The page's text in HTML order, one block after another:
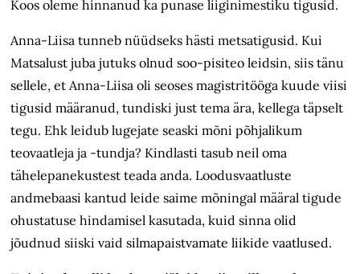
Koos oleme hinnanud ka punase liiginimestiku tigusid.
Anna-Liisa tunneb nüüdseks hästi metsatigusid. Kui
Matsalust juba jutuks olnud soo-pisiteo leidsin, siis tänu
sellele, et Anna-Liisa oli seoses magistritööga kuude viisi
tigusid määranud, tundiski just tema ära, kellega täpselt
tegu. Ehk leidub lugejate seaski mõni põhjalikum
teovaatleja ja -tundja? Kindlasti tasub neil oma
tähelepanekustest teada anda. Loodusvaatluste
andmebaasi kantud leide saime mõningal määral tigude
ohustatuse hindamisel kasutada, kuid sinna olid
jõudnud siiski vaid silmapaistvamate liikide vaatlused.